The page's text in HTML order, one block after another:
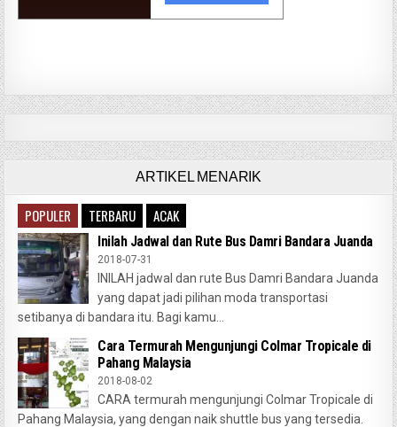
ARTIKEL MENARIK
POPULER TERBARU ACAK
Inilah Jadwal dan Rute Bus Damri Bandara Juanda
2018-07-31
INILAH jadwal dan rute Bus Damri Bandara Juanda
yang dapat jadi pilihan moda transportasi
setibanya di bandara itu. Bagi kamu...
Cara Termurah Mengunjungi Colmar Tropicale di
Pahang Malaysia
2018-08-02
CARA termurah mengunjungi Colmar Tropicale di
Pahang Malaysia, yang dengan naik shuttle bus yang tersedia.